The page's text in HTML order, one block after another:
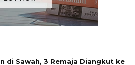
di Sawah, 3 Remaja Diangkut ke